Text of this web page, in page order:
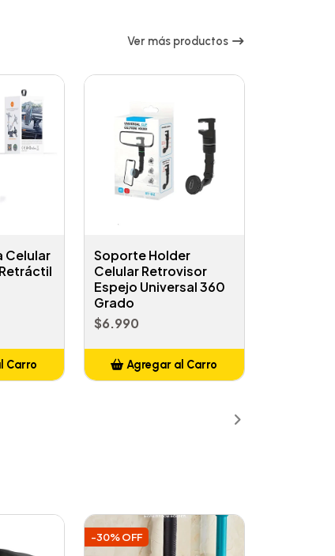
Ver más productos
Celular
Carro
Soporte Holder
Celular Retrovisor
Espejo Universal 360
Grado
$6.990
Agregar al Carro
-30% OFF